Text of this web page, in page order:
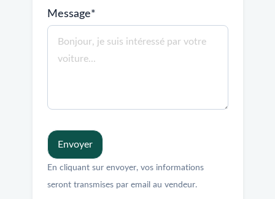
Message*
Envoyer
En cliquant sur envoyer, vos informations
seront transmises par email au vendeur.